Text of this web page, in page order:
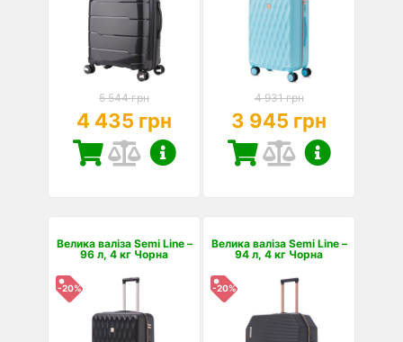
5 544 грн
4 435 грн
4 931 грн
3 945 грн
Велика валіза Semi Line –
96 л, 4 кг Чорна
-20%
Велика валіза Semi Line –
94 л, 4 кг Чорна
-20%